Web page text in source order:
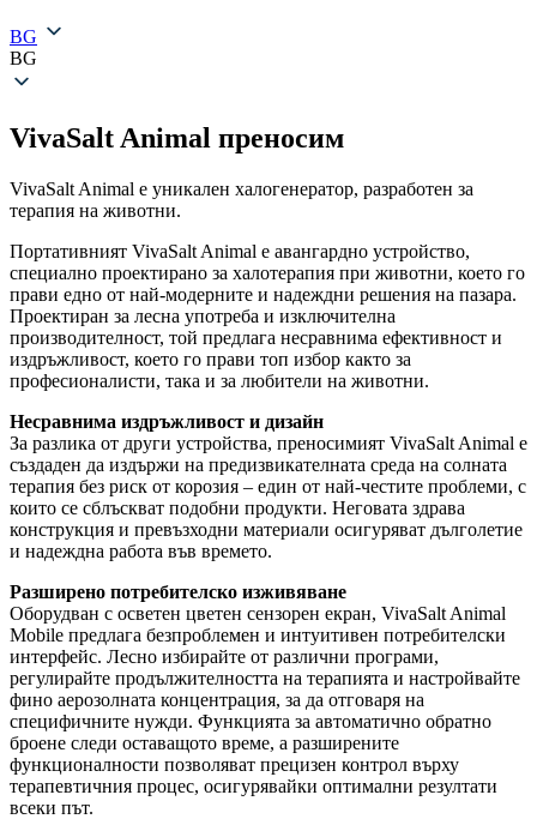
BG
BG
VivaSalt Animal преносим
VivaSalt Animal е уникален халогенератор, разработен за
терапия на животни.
Портативният VivaSalt Animal е авангардно устройство,
специално проектирано за халотерапия при животни, което го
прави едно от най-модерните и надеждни решения на пазара.
Проектиран за лесна употреба и изключителна
производителност, той предлага несравнима ефективност и
издръжливост, което го прави топ избор както за
професионалисти, така и за любители на животни.
Несравнима издръжливост и дизайн
За разлика от други устройства, преносимият VivaSalt Animal е
създаден да издържи на предизвикателната среда на солната
терапия без риск от корозия – един от най-честите проблеми, с
които се сблъскват подобни продукти. Неговата здрава
конструкция и превъзходни материали осигуряват дълголетие
и надеждна работа във времето.
Разширено потребителско изживяване
Оборудван с осветен цветен сензорен екран, VivaSalt Animal
Mobile предлага безпроблемен и интуитивен потребителски
интерфейс. Лесно избирайте от различни програми,
регулирайте продължителността на терапията и настройвайте
фино аерозолната концентрация, за да отговаря на
специфичните нужди. Функцията за автоматично обратно
броене следи оставащото време, а разширените
функционалности позволяват прецизен контрол върху
терапевтичния процес, осигурявайки оптимални резултати
всеки път.